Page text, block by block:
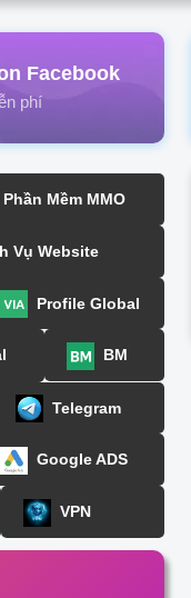
Facebook
phí
Phần Mềm MMO
Vụ Website
Profile Global
BM
Telegram
Google ADS
VPN